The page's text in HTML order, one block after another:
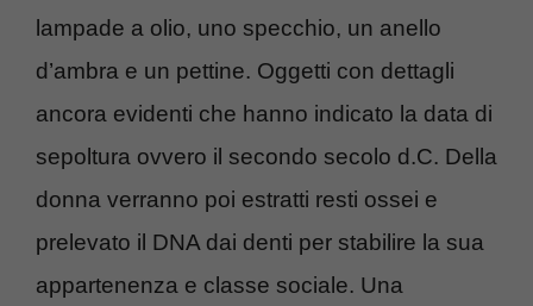
lampade a olio, uno specchio, un anello
d’ambra e un pettine. Oggetti con dettagli
ancora evidenti che hanno indicato la data di
sepoltura ovvero il secondo secolo d.C. Della
donna verranno poi estratti resti ossei e
prelevato il DNA dai denti per stabilire la sua
appartenenza e classe sociale. Una